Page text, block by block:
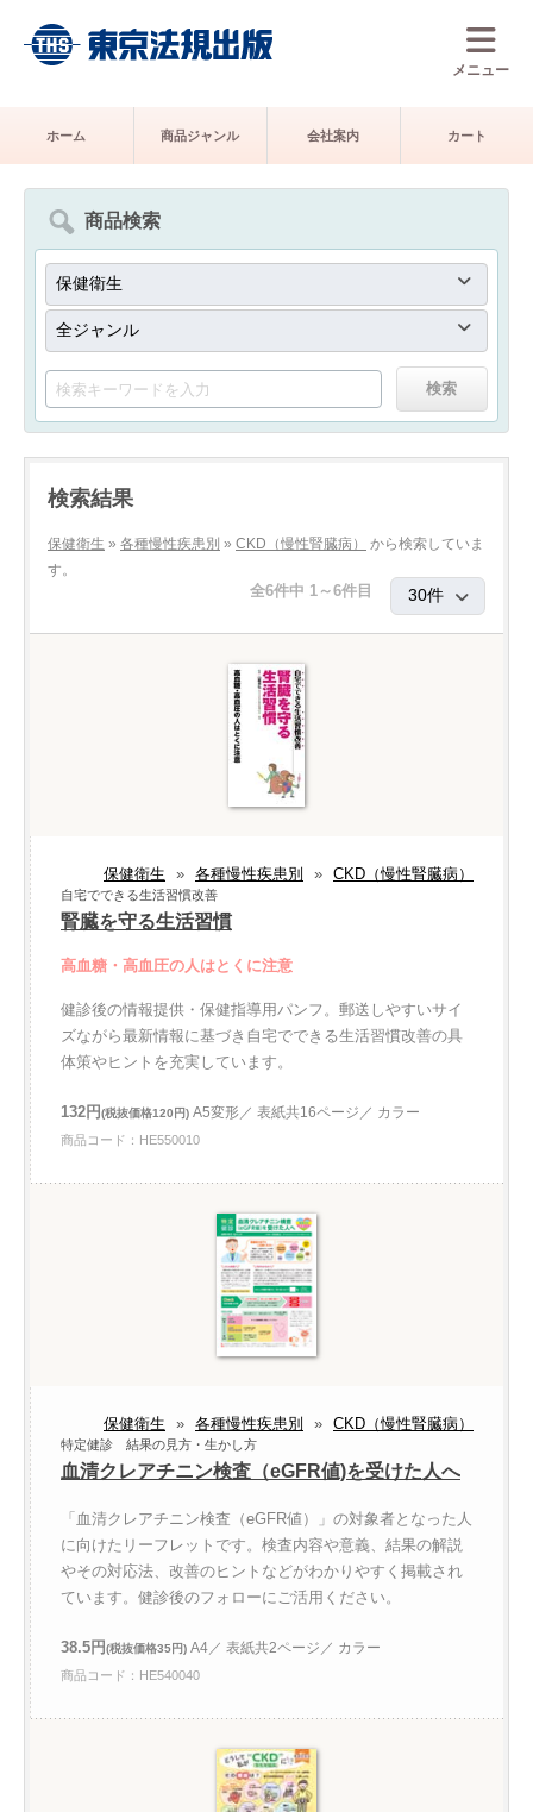
メニュー
ホーム 商品ジャンル 会社案内 カート
商品検索
検索結果
保健衛生 » 各種慢性疾患別 » CKD（慢性腎臓病）
から検索していま
す。
全6件中 1～6件目
保健衛生 » 各種慢性疾患別 » CKD（慢性腎臓病）
自宅でできる生活習慣改善
腎臓を守る生活習慣
高血糖・高血圧の人はとくに注意
健診後の情報提供・保健指導用パンフ。郵送しやすいサイ
ズながら最新情報に基づき自宅でできる生活習慣改善の具
体策やヒントを充実しています。
132円(税抜価格120円) A5変形／ 表紙共16ページ／ カラー
商品コード：HE550010
保健衛生 » 各種慢性疾患別 » CKD（慢性腎臓病）
特定健診 結果の見方・生かし方
血清クレアチニン検査（eGFR値)を受けた人へ
「血清クレアチニン検査（eGFR値）」の対象者となった人
に向けたリーフレットです。検査内容や意義、結果の解説
やその対応法、改善のヒントなどがわかりやすく掲載され
ています。健診後のフォローにご活用ください。
38.5円(税抜価格35円) A4／ 表紙共2ページ／ カラー
商品コード：HE540040